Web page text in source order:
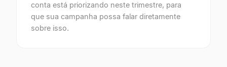
conta está priorizando neste trimestre, para
que sua campanha possa falar diretamente
sobre isso.